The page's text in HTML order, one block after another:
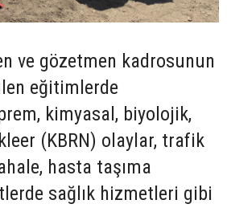
ve gözetmen kadrosunun
eğitimlerde
kimyasal, biyolojik,
(KBRN) olaylar, trafik
hasta taşıma
sağlık hizmetleri gibi